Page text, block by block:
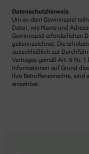
Datenschutzhinweis
Um an dem Gewinnspiel
Daten, wie Name und
Gewinnspiel erforderlichen
gekennzeichnet. Die
ausschließlich zur
Vertrages gemäß Art. 6 Nr. 1
Informationen auf Grund
Ihre Betroffenenrechte, sind
einsehbar.